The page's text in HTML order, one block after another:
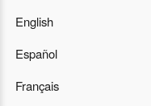
English
Español
Français